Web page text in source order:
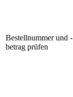
Bestellnummer und -
betrag prüfen